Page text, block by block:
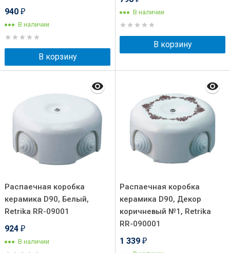
940 ₽
В наличии
В корзину
В наличии
В корзину
Распаечная коробка
керамика D90, Белый,
Retrika RR-09001
924 ₽
В наличии
Распаечная коробка
керамика D90, Декор
коричневый №1, Retrika
RR-090001
1 339 ₽